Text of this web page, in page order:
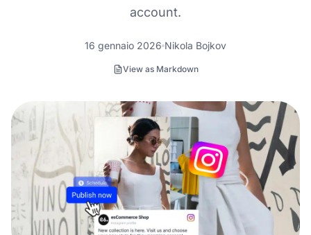
account.
16 gennaio 2026 Nikola Bojkov
View as Markdown